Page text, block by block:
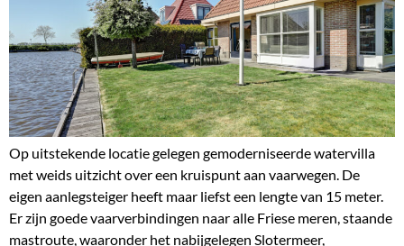
Op uitstekende locatie gelegen gemoderniseerde watervilla
met weids uitzicht over een kruispunt aan vaarwegen. De
eigen aanlegsteiger heeft maar liefst een lengte van 15 meter.
Er zijn goede vaarverbindingen naar alle Friese meren, staande
mastroute, waaronder het nabijgelegen Slotermeer,